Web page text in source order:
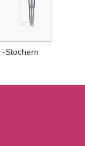
-Stochern